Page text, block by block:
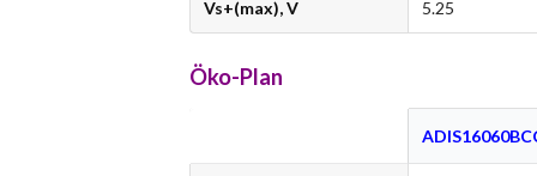
Vs+(max), V 5.25
Öko-Plan